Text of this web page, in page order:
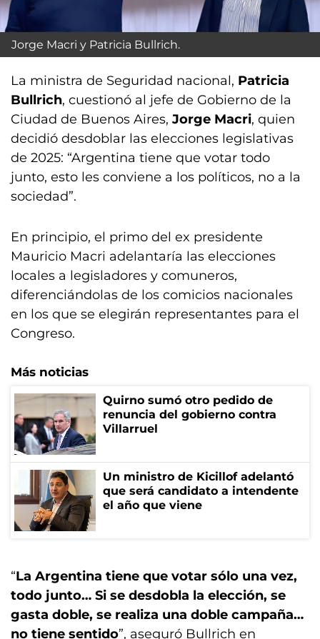
Jorge Macri y Patricia Bullrich.
La ministra de Seguridad nacional, Patricia
Bullrich, cuestionó al jefe de Gobierno de la
Ciudad de Buenos Aires, Jorge Macri, quien
decidió desdoblar las elecciones legislativas
de 2025: “Argentina tiene que votar todo
junto, esto les conviene a los políticos, no a la
sociedad”.
En principio, el primo del ex presidente
Mauricio Macri adelantaría las elecciones
locales a legisladores y comuneros,
diferenciándolas de los comicios nacionales
en los que se elegirán representantes para el
Congreso.
Más noticias
Quirno sumó otro pedido de
renuncia del gobierno contra
Villarruel
Un ministro de Kicillof adelantó
que será candidato a intendente
el año que viene
“La Argentina tiene que votar sólo una vez,
todo junto… Si se desdobla la elección, se
gasta doble, se realiza una doble campaña…
no tiene sentido”, aseguró Bullrich en